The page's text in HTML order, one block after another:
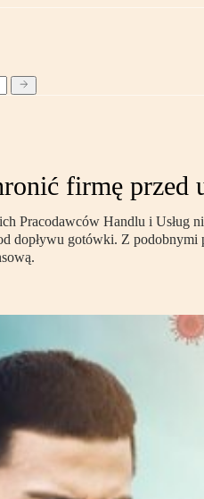
firmę przed
Pracodawców Handlu i Usług
dopływu gotówki. Z